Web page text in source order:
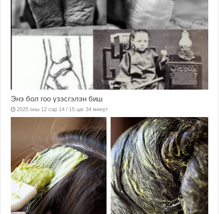
Энэ бол гоо үзэсгэлэн биш
2025 оны 12 сар 14 / 15 цаг 34 минут